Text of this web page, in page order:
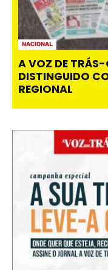
NACIONAL
A VOZ DE
DISTINGUIDO
REGIONAL